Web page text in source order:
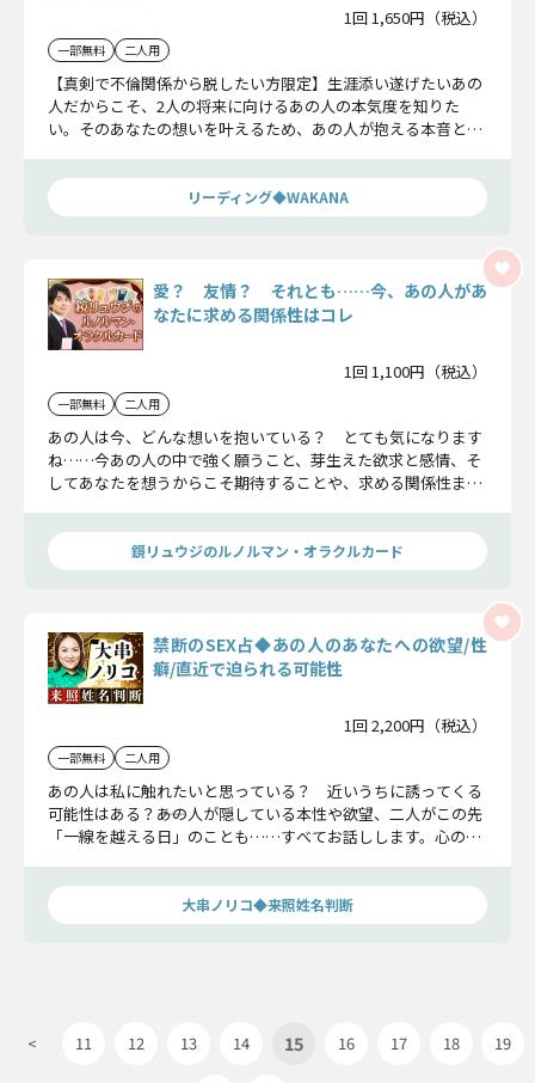
1回 1,650円（税込）
一部無料 二人用
【真剣で不倫関係から脱したい方限定】生涯添い遂げたいあの
人だからこそ、2人の将来に向けるあの人の本気度を知りた
い。そのあなたの想いを叶えるため、あの人が抱える本音と抱
リーディング◆WAKANA
愛？ 友情？ それとも……今、あの人があ
なたに求める関係性はコレ
1回 1,100円（税込）
一部無料 二人用
あの人は今、どんな想いを抱いている？ とても気になります
ね……今あの人の中で強く願うこと、芽生えた欲求と感情、そ
してあなたを想うからこそ期待することや、求める関係性まで
鏡リュウジのルノルマン・オラクルカード
禁断のSEX占◆あの人のあなたへの欲望/性
癖/直近で迫られる可能性
1回 2,200円（税込）
一部無料 二人用
あの人は私に触れたいと思っている？ 近いうちに誘ってくる
可能性はある？――あの人が隠している本性や欲望、二人がこの先
「一線を越える日」のことも……すべてお話しします。心の準
大串ノリコ◆来照姓名判断
< 11 12 13 14 15 16 17 18 19